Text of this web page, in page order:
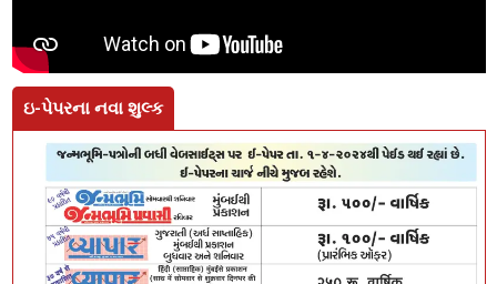
ઇ-પેપરના નવા શુલ્ક